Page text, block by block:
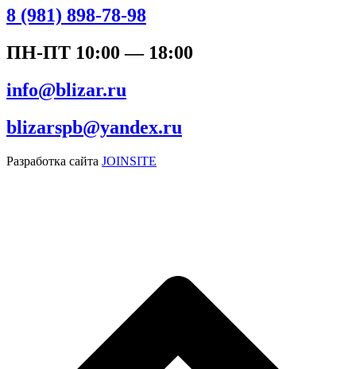
8 (981) 898-78-98
ПН-ПТ 10:00 — 18:00
info@blizar.ru
blizarspb@yandex.ru
Разработка сайта JOINSITE